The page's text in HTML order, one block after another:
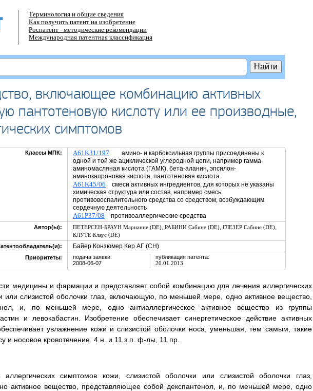
Терминология и общие сведения
Как получить патент на изобретение
Роспатент - методические рекомендации
Международная патентная классификация
включающее комбинацию активных
пантотеновую кислоту или ее производные,
симптомов
Классы МПК: A61K31/197 амино- и карбоксильная группы присоединены к
одной и той же ациклической углеродной цепи, например гамма-
аминомасляная кислота (ГАМК), бета-аланин, эпсилон-
аминокапроновая кислота, пантотеновая кислота
A61K45/06 смеси активных ингредиентов, для которых не указаны
химическая структура или состав, например смесь
противовоспалительного средства со средством, возбуждающим
сердечную деятельность
A61P37/08 противоаллергические средства
Автор(ы): ПЕТЕРСЕН-БРАУН Марианне (DE), РАБИНИ Сабине (DE), ГЛЕЗЕР Сабине (DE),
КЛУТЕ Клаус (DE)
Байер Конзюмер Кер АГ (CH)
Приоритеты:
подача заявки:
2008-06-07
публикация патента:
20.01.2013
медицины и фармации и представляет собой комбинацию для лечения аллергических
или слизистой оболочки глаз, включающую, по меньшей мере, одно активное вещество,
и, по меньшей мере, одно антиаллергическое активное вещество из группы
и левокабастин. Изобретение обеспечивает синергетическое действие активных
увлажнение кожи и слизистой оболочки носа, уменьшая, тем самым, такие
и носовое кровотечение. 4 н. и 11 з.п. ф-лы, 11 пр.
симптомов кожи, слизистой оболочки или слизистой оболочки глаз,
активное вещество, представляющее собой декспантенол, и, по меньшей мере, одно